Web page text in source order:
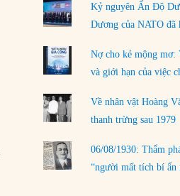
Kỷ nguyên Ấn Độ
Dương của NATO đã
Nợ cho kẻ mộng mơ:
và giới hạn của việc
Về nhân vật Hoàng
thanh trừng sau 1979
06/08/1930: Thẩm
“người mất tích bí ẩn